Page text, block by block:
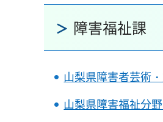
障害福祉課
山梨県障害者芸術
山梨県障害福祉分